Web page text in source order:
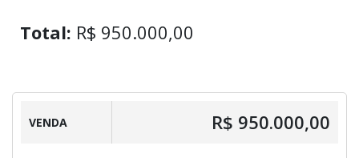
Total: R$ 950.000,00
VENDA R$ 950.000,00